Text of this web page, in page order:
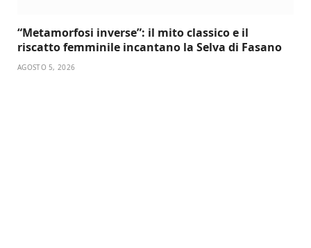
“Metamorfosi inverse”: il mito classico e il
riscatto femminile incantano la Selva di Fasano
AGOSTO 5, 2026